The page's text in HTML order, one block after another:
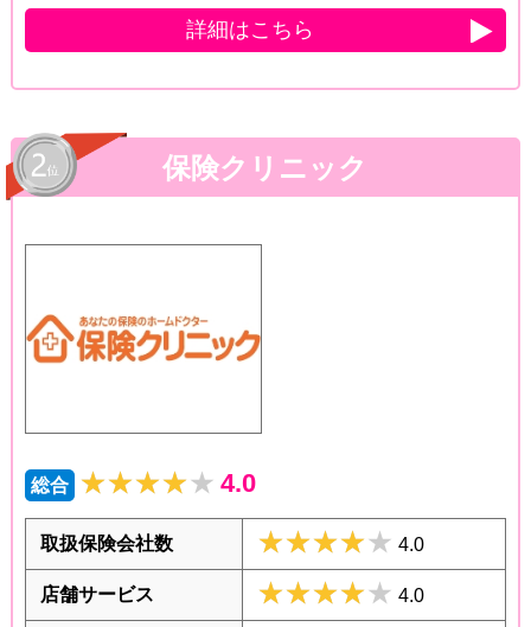
詳細はこちら
保険クリニック
総合 ★★★★★
★★★★★ 4.0
取扱保険会社数 ★★★★★
★★★★★ 4.0
店舗サービス ★★★★★
★★★★★ 4.0